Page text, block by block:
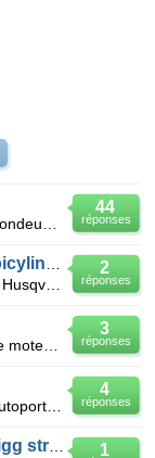
44
réponses
2
réponses
3
réponses
4
réponses
1